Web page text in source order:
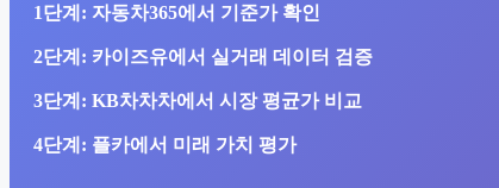
1단계: 자동차365에서 기준가 확인
2단계: 카이즈유에서 실거래 데이터 검증
3단계: KB차차차에서 시장 평균가 비교
4단계: 플카에서 미래 가치 평가